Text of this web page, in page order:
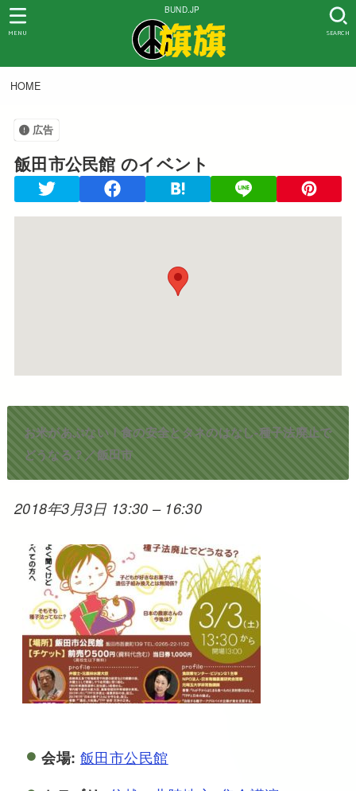
BUND.JP
SEARCH
MENU
HOME
広告
飯田市公民館 のイベント
お米があぶない！食の安全とタネのはなし-種子法廃止で
どうなる？／飯田市
2018年3月3日 13:30 – 16:30
会場: 飯田市公民館